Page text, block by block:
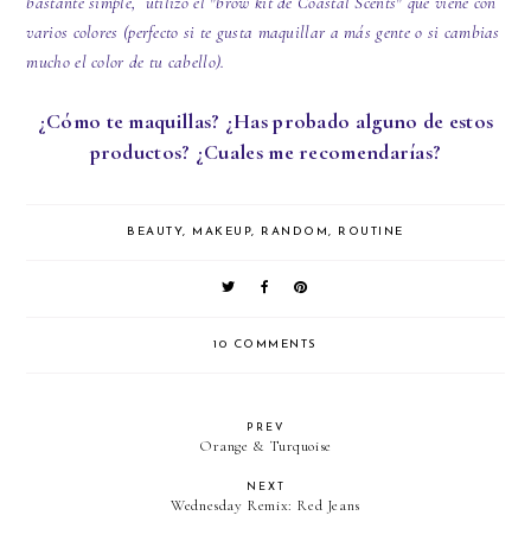
varios colores (perfecto si te gusta maquillar a más gente o si cambias
mucho el color de tu cabello).
¿Cómo te maquillas? ¿Has probado alguno de estos
productos? ¿Cuales me recomendarías?
BEAUTY, MAKEUP, RANDOM, ROUTINE
10 COMMENTS
PREV
Orange & Turquoise
NEXT
Wednesday Remix: Red Jeans